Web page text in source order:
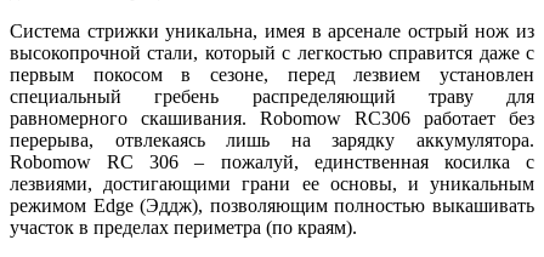
Система стрижки уникальна, имея в арсенале острый нож из
высокопрочной стали, который с легкостью справится даже с
первым покосом в сезоне, перед лезвием установлен
специальный гребень распределяющий траву для
равномерного скашивания. Robomow RC306 работает без
перерыва, отвлекаясь лишь на зарядку аккумулятора.
Robomow RC 306 – пожалуй, единственная косилка с
лезвиями, достигающими грани ее основы, и уникальным
режимом Edge (Эддж), позволяющим полностью выкашивать
участок в пределах периметра (по краям).